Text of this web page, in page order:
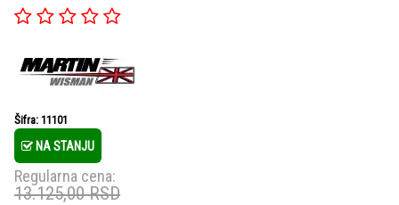
Šifra: 11101
NA STANJU
Regularna cena:
13.125,00RSD